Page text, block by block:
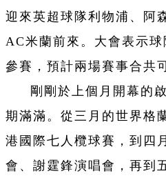
迎來英超球隊利物浦、阿
AC米蘭前來。大會表示
參賽，預計兩場賽事合共
剛剛於上個月開幕的
期滿滿。從三月的世界格
港國際七人欖球賽，到四
會、謝霆鋒演唱會，再到